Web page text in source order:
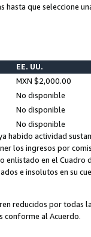
hasta que seleccione
EE. UU.
MXN $2,000.00
No disponible
No disponible
No disponible
habido actividad
los ingresos por
enlistado en el
e insolutos en su
reducidos por todas
conforme al Acuerdo.